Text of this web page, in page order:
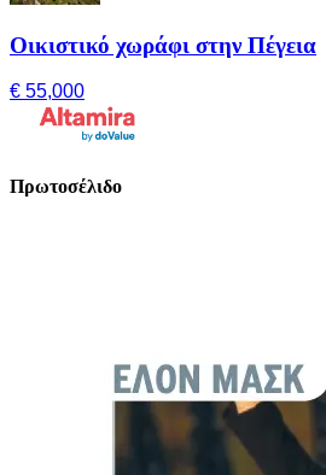
Οικιστικό χωράφι στην Πέγεια
€ 55,000
Πρωτοσέλιδο